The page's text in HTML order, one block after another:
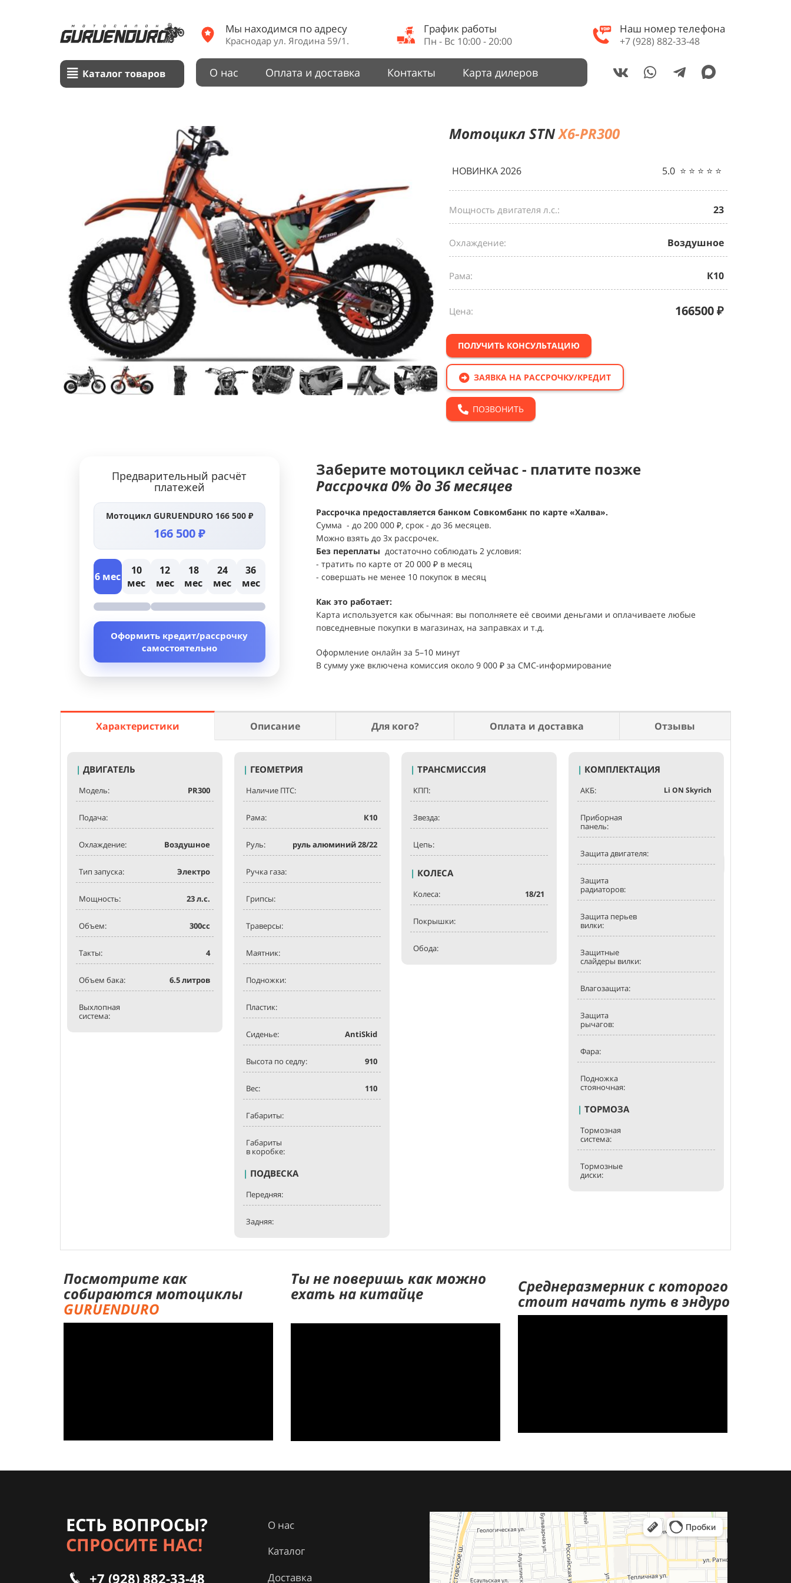
Каталог товаров
Мы находимся по адресу
Краснодар ул. Ягодина 59/1.
График работы
Пн - Вс 10:00 - 20:00
Наш номер телефона
+7 (928) 882-33-48
О нас Оплата и доставка Контакты Карта дилеров
МотоциклSTNX6-PR300
НОВИНКА 2026 5.0 ⭐️ ⭐️ ⭐️ ⭐️ ⭐️
Мощность двигателя л.с.: 23
Охлаждение: Воздушное
Рама: К10
Цена: 166500₽
ПОЛУЧИТЬ КОНСУЛЬТАЦИЮ
ЗАЯВКА НА РАССРОЧКУ/КРЕДИТ
ПОЗВОНИТЬ
Предварительный расчёт
платежей
Мотоцикл GURUENDURO 166 500 ₽
166 500 ₽
6 мес
10
мес
12
мес
18
мес
24
мес
36
мес
Оформить кредит/рассрочку
самостоятельно
Заберите мотоцикл сейчас - платите позже
Рассрочка 0% до 36 месяцев
Рассрочка предоставляется банком Совкомбанк по карте «Халва».
Сумма - до 200 000 ₽, срок - до 36 месяцев.
Можно взять до 3х рассрочек.
Без переплаты достаточно соблюдать 2 условия:
- тратить по карте от 20 000 ₽ в месяц
- совершать не менее 10 покупок в месяц
Как это работает:
Карта используется как обычная: вы пополняете её своими деньгами и оплачиваете любые
повседневные покупки в магазинах, на заправках и т.д.
Оформление онлайн за 5–10 минут
В сумму уже включена комиссия около 9 000 ₽ за СМС-информирование
Характеристики Описание Для кого? Оплата и доставка Отзывы
| ДВИГАТЕЛЬ
Модель: PR300
Подача:
Охлаждение: Воздушное
Тип запуска: Электро
Мощность: 23л.с.
Объем: 300сс
Такты: 4
Объем бака: 6.5литров
Выхлопная
система:
| ГЕОМЕТРИЯ
Наличие ПТС:
Рама: К10
Руль: руль алюминий 28/22
Ручка газа:
Грипсы:
Траверсы:
Маятник:
Подножки:
Пластик:
Сиденье: AntiSkid
Высота по седлу: 910
Вес: 110
Габариты:
Габариты
в коробке:
| ПОДВЕСКА
Передняя:
Задняя:
| ТРАНСМИССИЯ
КПП:
Звезда:
Цепь:
| КОЛЕСА
Колеса: 18/21
Покрышки:
Обода:
| КОМПЛЕКТАЦИЯ
АКБ: Li ON Skyrich
Приборная
панель:
Защита двигателя:
Защита
радиаторов:
Защита перьев
вилки:
Защитные
слайдеры вилки:
Влагозащита:
Защита
рычагов:
Фара:
Подножка
стояночная:
| ТОРМОЗА
Тормозная
система:
Тормозные
диски:
Посмотрите как
собираются мотоциклы
GURUENDURO
Ты не поверишь как можно
ехать на китайце Среднеразмерник с которого
стоит начать путь в эндуро
ЕСТЬ ВОПРОСЫ?
СПРОСИТЕ НАС!
+7 (928) 882-33-48
О нас
Каталог
Доставка